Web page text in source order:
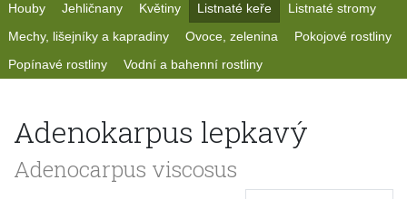
Houby
Jehličnany Květiny Listnaté keře
Listnaté stromy
Mechy, lišejníky a kapradiny
Ovoce, zelenina
Pokojové rostliny
Popínavé rostliny
Vodní a bahenní rostliny
Adenokarpus lepkavý
Adenocarpus viscosus